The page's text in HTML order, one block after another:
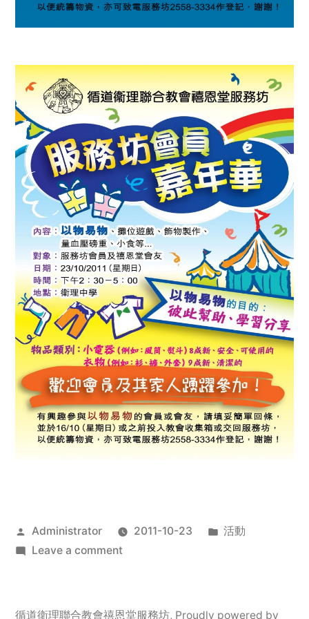
Posted
by
Administrator 2011-10-23
Posted
活動
Leave a commenton
服
循道衛理聯合教會禧恩堂服務坊, Proudly powered by